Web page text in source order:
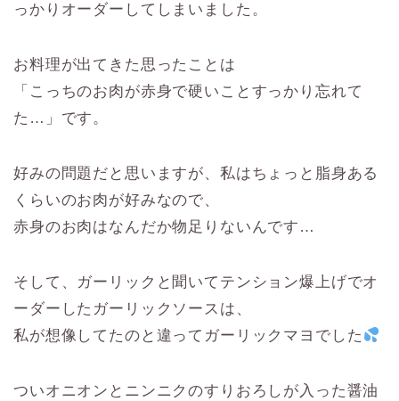
っかりオーダーしてしまいました。
お料理が出てきた思ったことは
「こっちのお肉が赤身で硬いことすっかり忘れて
た…」です。
好みの問題だと思いますが、私はちょっと脂身ある
くらいのお肉が好みなので、
赤身のお肉はなんだか物足りないんです…
そして、ガーリックと聞いてテンション爆上げでオ
ーダーしたガーリックソースは、
私が想像してたのと違ってガーリックマヨでした
ついオニオンとニンニクのすりおろしが入った醤油